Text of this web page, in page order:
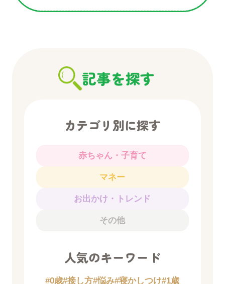
記事を探す
カテゴリ別に探す
赤ちゃん・子育て
マネー
お出かけ・トレンド
その他
人気のキーワード
#0歳#接し方#悩み#寝かしつけ#1歳